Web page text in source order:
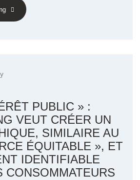
PUBLIC » :
VEUT CRÉER UN
SIMILAIRE AU
ÉQUITABLE », ET
IDENTIFIABLE
CONSOMMATEURS